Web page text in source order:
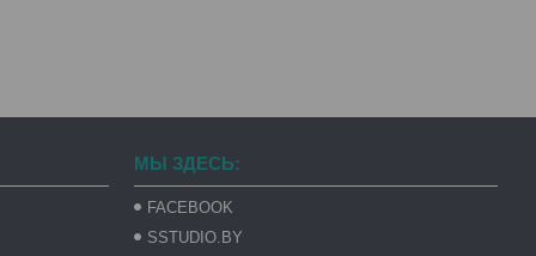
МЫ ЗДЕСЬ:
FACEBOOK
SSTUDIO.BY